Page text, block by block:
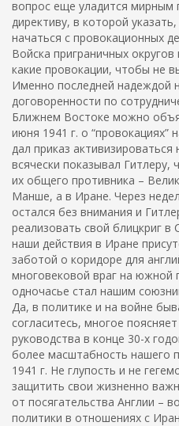
вопрос еще уладится мирным
директиву, в которой
начаться с провокационных
Войска приграничных
какие провокации, чтобы не
Именно последней надеждой
договоренности по
Ближнем Востоке можно
июня 1941 г. о “провокациях”
дал приказ
всячески показывал Гитлеру,
их общего противника –
Манше, а в Иране. Через
остался без внимания и
реализовать свой блицкриг
наши действия в Иране
заботой о коридоре для
многовековой враг на южной
одночасье стал нашим
Да, в политике и на войне
согласитесь, многое
руководства в конце 30-х
более масштабность нашего
1941 г. Не глупость и не
защитить свои жизненно
от посягательства Англии –
политики в отношениях с